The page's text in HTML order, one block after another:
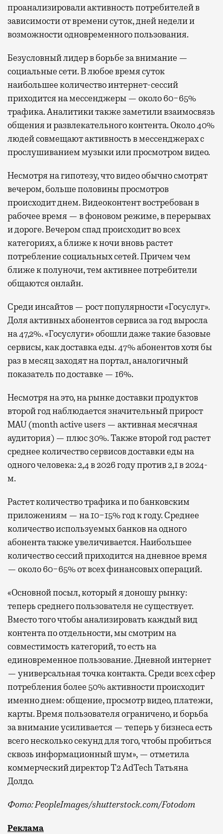
проанализировали активность потребителей в
зависимости от времени суток, дней недели и
возможности одновременного пользования.
Безусловный лидер в борьбе за внимание —
социальные сети. В любое время суток
наибольшее количество интернет-сессий
приходится на мессенджеры — около 60−65%
трафика. Аналитики также заметили взаимосвязь
общения и развлекательного контента. Около 40%
людей совмещают активность в мессенджерах с
прослушиванием музыки или просмотром видео.
Несмотря на гипотезу, что видео обычно смотрят
вечером, больше половины просмотров
происходит днем. Видеоконтент востребован в
рабочее время — в фоновом режиме, в перерывах
и дороге. Вечером спад происходит во всех
категориях, а ближе к ночи вновь растет
потребление социальных сетей. Причем чем
ближе к полуночи, тем активнее потребители
общаются онлайн.
Среди инсайтов — рост популярности «Госуслуг».
Доля активных абонентов сервиса за год выросла
на 47,2%. «Госуслуги» обошли даже такие базовые
сервисы, как доставка еды. 47% абонентов хотя бы
раз в месяц заходят на портал, аналогичный
показатель по доставке — 16%.
Несмотря на это, на рынке доставки продуктов
второй год наблюдается значительный прирост
MAU (month active users — активная месячная
аудитория) — плюс 30%. Также второй год растет
среднее количество сервисов доставки еды на
одного человека: 2,4 в 2026 году против 2,1 в 2024-
м.
Растет количество трафика и по банковским
приложениям — на 10−15% год к году. Среднее
количество используемых банков на одного
абонента также увеличивается. Наибольшее
количество сессий приходится на дневное время
— около 60−65% от всех финансовых операций.
«Основной посыл, который я доношу рынку:
теперь среднего пользователя не существует.
Вместо того чтобы анализировать каждый вид
контента по отдельности, мы смотрим на
совместимость категорий, то есть на
единовременное пользование. Дневной интернет
— универсальная точка контакта. Среди всех сфер
потребления более 50% активности происходит
именно днем: общение, просмотр видео, платежи,
карты. Время пользователя ограничено, и борьба
за внимание усиливается — теперь у бизнеса есть
всего несколько секунд для того, чтобы пробиться
сквозь информационный шум», — отметила
коммерческий директор Т2 AdTech Татьяна
Долдо.
Фото: PeopleImages/shutterstock.com/Fotodom
Мобильный оператор Т2 изучил модели интернет-
Реклама